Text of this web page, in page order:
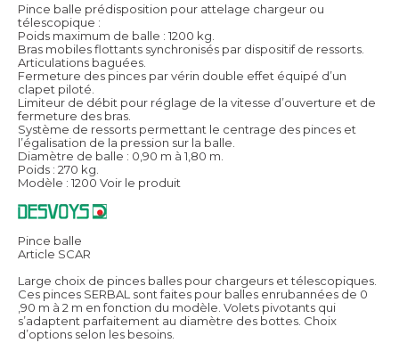
Pince balle prédisposition pour attelage chargeur ou
télescopique :
Poids maximum de balle : 1200 kg.
Bras mobiles flottants synchronisés par dispositif de ressorts.
Articulations baguées.
Fermeture des pinces par vérin double effet équipé d’un
clapet piloté.
Limiteur de débit pour réglage de la vitesse d’ouverture et de
fermeture des bras.
Système de ressorts permettant le centrage des pinces et
l’égalisation de la pression sur la balle.
Diamètre de balle : 0,90 m à 1,80 m.
Poids : 270 kg.
Modèle : 1200 Voir le produit
Pince balle
Article SCAR
Large choix de pinces balles pour chargeurs et télescopiques.
Ces pinces SERBAL sont faites pour balles enrubannées de 0
,90 m à 2 m en fonction du modèle. Volets pivotants qui
s’adaptent parfaitement au diamètre des bottes. Choix
d’options selon les besoins.